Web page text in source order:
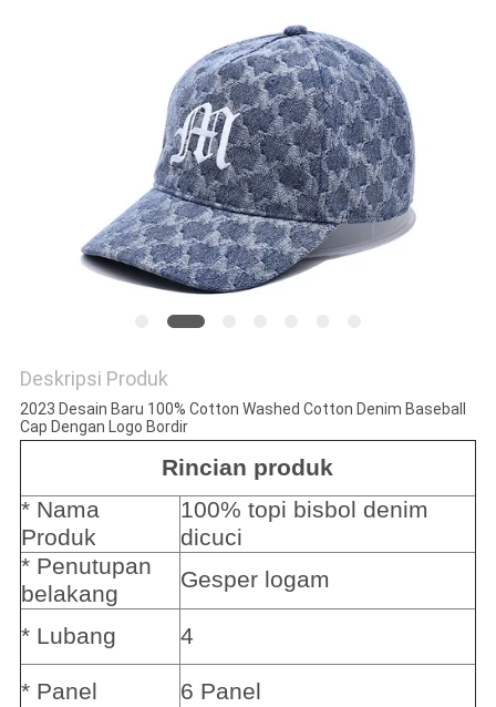
Deskripsi Produk
2023 Desain Baru 100% Cotton Washed Cotton Denim Baseball
Cap Dengan Logo Bordir
Rincian produk
* Nama
Produk
100% topi bisbol denim
dicuci
* Penutupan
belakang
Gesper logam
* Lubang 4
* Panel 6 Panel